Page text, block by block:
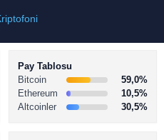
Pay Tablosu
Bitcoin
59,0%
Ethereum
10,5%
Altcoinler
30,5%